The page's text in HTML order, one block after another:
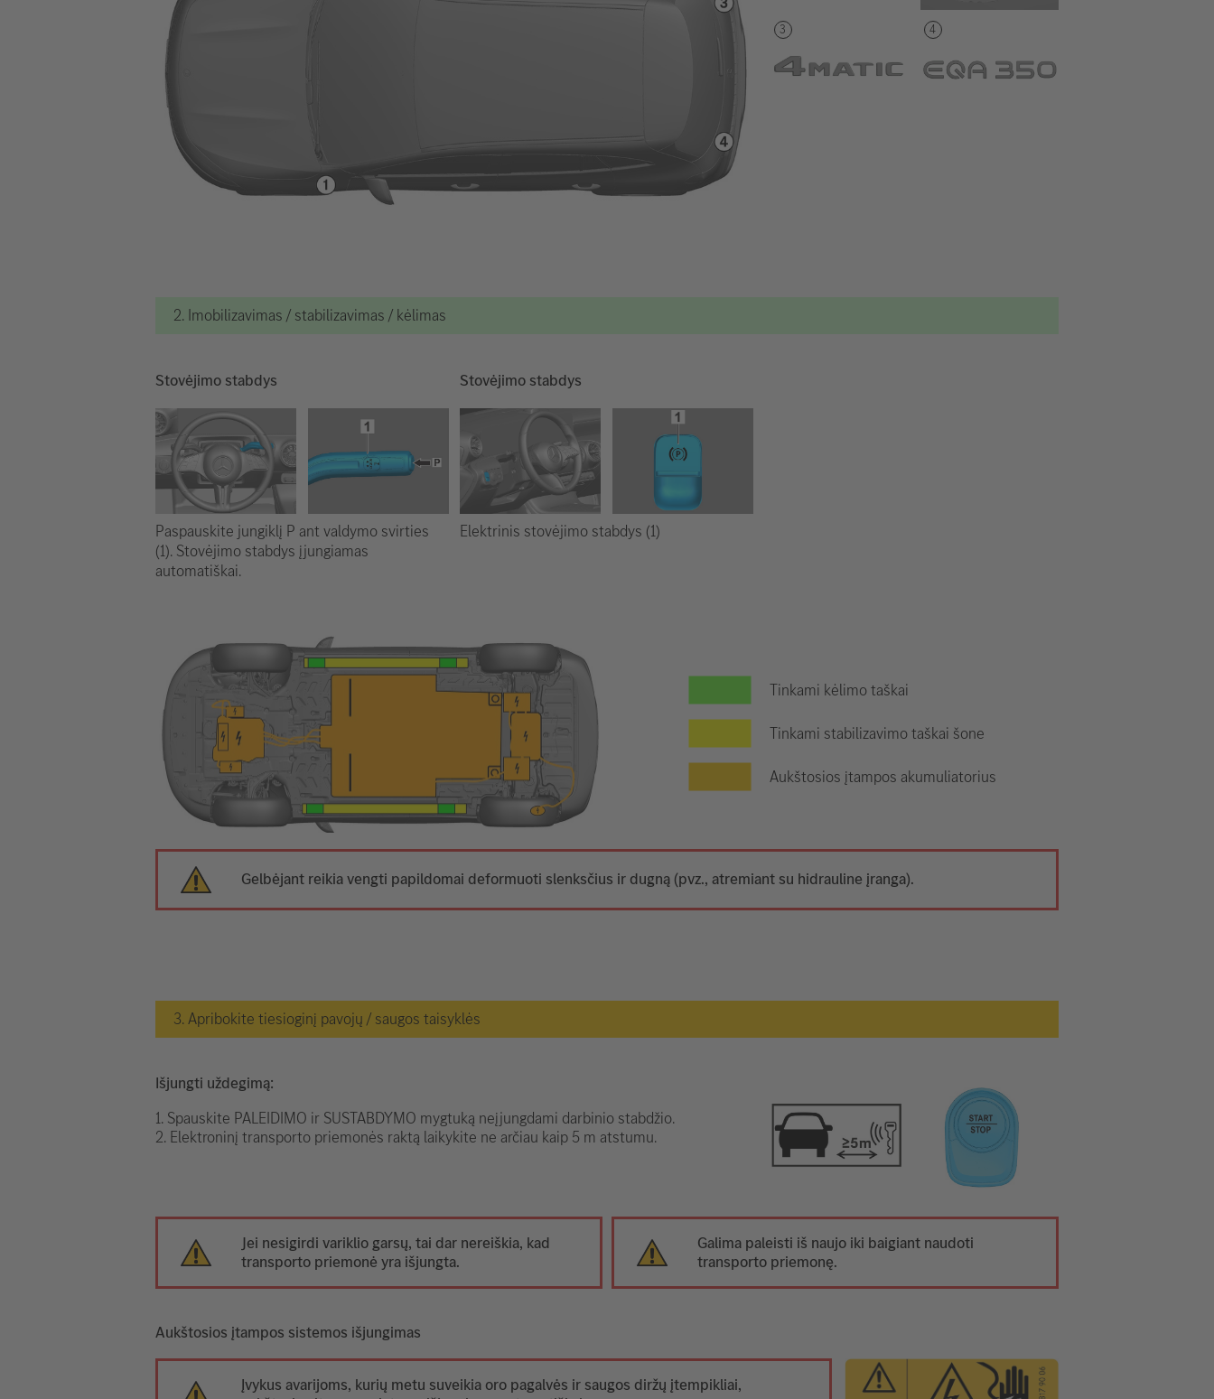
2. Imobilizavimas / stabilizavimas / kėlimas
Stovėjimo stabdys
Paspauskite jungiklį P ant valdymo svirties
(1). Stovėjimo stabdys įjungiamas
automatiškai.
Stovėjimo stabdys
Elektrinis stovėjimo stabdys (1)
Tinkami kėlimo taškai
Tinkami stabilizavimo taškai šone
Aukštosios įtampos akumuliatorius
Gelbėjant reikia vengti papildomai deformuoti slenksčius ir dugną (pvz., atremiant su hidrauline įranga).
3. Apribokite tiesioginį pavojų / saugos taisyklės
Išjungti uždegimą:
1. Spauskite PALEIDIMO ir SUSTABDYMO mygtuką neįjungdami darbinio stabdžio.
2. Elektroninį transporto priemonės raktą laikykite ne arčiau kaip 5 m atstumu.
Jei nesigirdi variklio garsų, tai dar nereiškia, kad
transporto priemonė yra išjungta.
Galima paleisti iš naujo iki baigiant naudoti
transporto priemonę.
Aukštosios įtampos sistemos išjungimas
Įvykus avarijoms, kurių metu suveikia oro pagalvės ir saugos diržų įtempikliai,